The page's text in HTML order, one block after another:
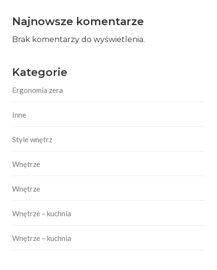
Najnowsze komentarze
Brak komentarzy do wyświetlenia.
Kategorie
Ergonomia zera
Inne
Style wnętrz
Wnętrze
Wnętrze
Wnętrze – kuchnia
Wnętrze – kuchnia